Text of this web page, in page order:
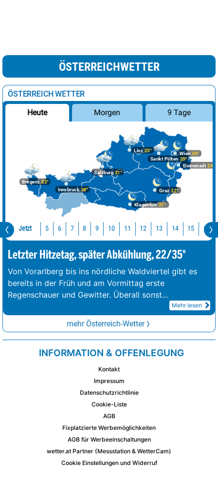
ÖSTERREICHWETTER
ÖSTERREICH WETTER
Heute Morgen 9 Tage
Bregenz22°
Graz22°
Innsbruck18°
Klagenfurt 21°
Linz25°
Salzburg21°
Wien 26°
Eisenstadt 24°
Sankt Pölten 25°
Jetzt 5 6 7 8 9 10 11 12 13 14 15 16
Letzter Hitzetag, später Abkühlung, 22/35°
Von Vorarlberg bis ins nördliche Waldviertel gibt es
bereits in der Früh und am Vormittag erste
Regenschauer und Gewitter. Überall sonst...
Mehr lesen
mehr Österreich-Wetter
INFORMATION & OFFENLEGUNG
Kontakt
Impressum
Datenschutzrichtlinie
Cookie-Liste
AGB
Fixplatzierte Werbemöglichkeiten
AGB für Werbeeinschaltungen
wetter.at Partner (Messstation & WetterCam)
Cookie Einstellungen und Widerruf